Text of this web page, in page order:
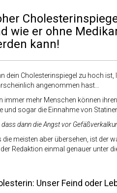
wie er ohne
kann!
dein Cholesterinspiegel zu hoch
angenommen hast…
immer mehr Menschen können
und sogar die Einnahme von
dass dann die Angst vor
die meisten aber übersehen, ist der
Redaktion einmal genauer unter
Unser Feind oder